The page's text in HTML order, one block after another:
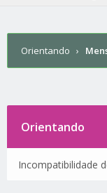
Orientando ›
Orientando
Incompatibilidade